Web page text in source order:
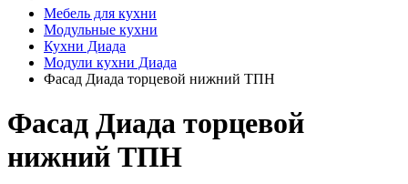
Мебель для кухни
Модульные кухни
Кухни Диада
Модули кухни Диада
Фасад Диада торцевой нижний ТПН
Фасад Диада торцевой
нижний ТПН